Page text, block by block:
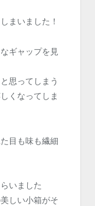
まいました！
ギャップを見
思ってしまう
くなってしま
目も味も繊細
いました
しい小箱がそ